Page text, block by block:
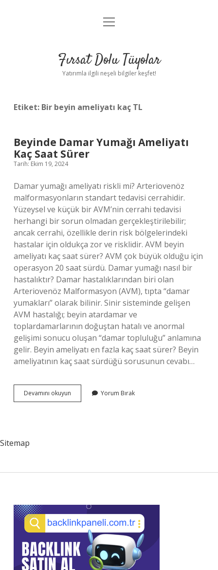
Gizlilik Politikası
Yasal Uyarı
menüyü
Fırsat Dolu Tüyolar
Yatırımla ilgili neşeli bilgiler keşfet!
Etiket: Bir beyin ameliyatı kaç TL
Beyinde Damar Yumağı Ameliyatı
Kaç Saat Sürer
Tarih: Ekim 19, 2024
Damar yumağı ameliyatı riskli mi? Arteriovenöz
malformasyonların standart tedavisi cerrahidir.
Yüzeysel ve küçük bir AVM’nin cerrahi tedavisi
herhangi bir sorun olmadan gerçekleştirilebilir;
ancak cerrahi, özellikle derin risk bölgelerindeki
hastalar için oldukça zor ve risklidir. AVM beyin
ameliyatı kaç saat sürer? AVM çok büyük olduğu için
operasyon 20 saat sürdü. Damar yumağı nasıl bir
hastalıktır? Damar hastalıklarından biri olan
Arteriovenöz Malformasyon (AVM), tıpta “damar
yumakları” olarak bilinir. Sinir sisteminde gelişen
AVM hastalığı; beyin atardamar ve
toplardamarlarının doğuştan hatalı ve anormal
gelişimi sonucu oluşan “damar topluluğu” anlamına
gelir. Beyin ameliyatı en fazla kaç saat sürer? Beyin
ameliyatının kaç saat sürdüğü sorusunun cevabı…
Devamını okuyun Beyinde
Damar
Yorum Bırak
Sitemap
Sidebar